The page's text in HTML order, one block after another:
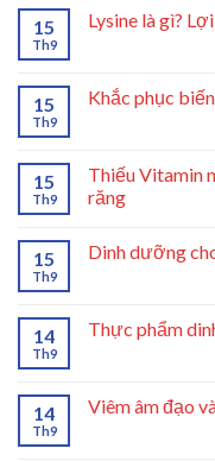
15
Th9
Lysine là gì?
15
Th9
Khắc phục
15
Th9
Thiếu Vitamin
răng
15
Th9
Dinh dưỡng
14
Th9
Thực phẩm
14
Th9
Viêm âm đạo